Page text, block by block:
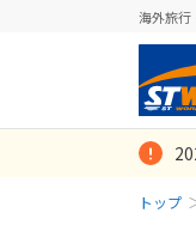
海外旅行
人
トップ